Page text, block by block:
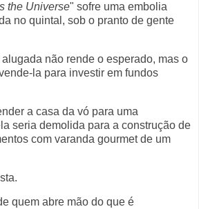
the Universe" sofre uma embolia
no quintal, sob o pranto de gente
não rende o esperado, mas o
la para investir em fundos
a casa da vó para uma
seria demolida para a construção de
com varanda gourmet de um
quem abre mão do que é